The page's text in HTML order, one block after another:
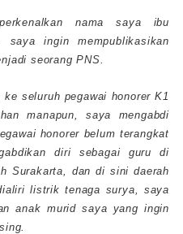
nama saya ibu
saya ingin mempublikasikan
seorang PNS.
seluruh pegawai honorer K1
manapun, saya mengabdi
honorer belum terangkat
diri sebagai guru di
Surakarta, dan di sini daerah
listrik tenaga surya, saya
anak murid saya yang ingin